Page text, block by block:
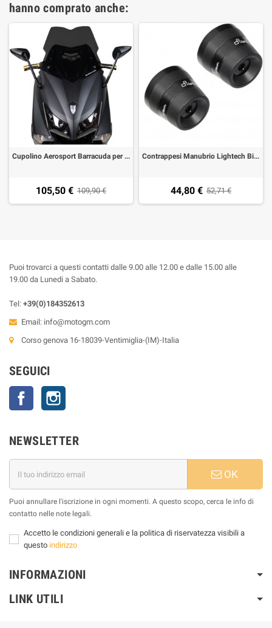
hanno comprato anche:
Cupolino Aerosport Barracuda per Yamaha T-MAX 530 12-16
105,50 € 109,90 €
Contrappesi Manubrio Lightech Bicolor Yamaha TMax 03-20,XMAX 400,TDM 900,Fazer 600/1000,MT-09,MT-07,XSR 700
44,80 € 52,71 €
Puoi trovarci a questi contatti dalle 9.00 alle 12.00 e dalle 15.00 alle
19.00 da Lunedi a Sabato.
Tel: +39(0)184352613
Email: info@motogm.com
Corso genova 16-18039-Ventimiglia-(IM)-Italia
SEGUICI
Facebook
NEWSLETTER
OK
Puoi annullare l'iscrizione in ogni momenti. A questo scopo, cerca le info di
contatto nelle note legali.
Accetto le condizioni generali e la politica di riservatezza visibili a
questo indirizzo
INFORMAZIONI
LINK UTILI